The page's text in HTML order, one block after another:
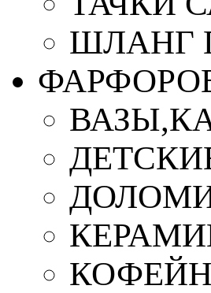
ШЛАНГ